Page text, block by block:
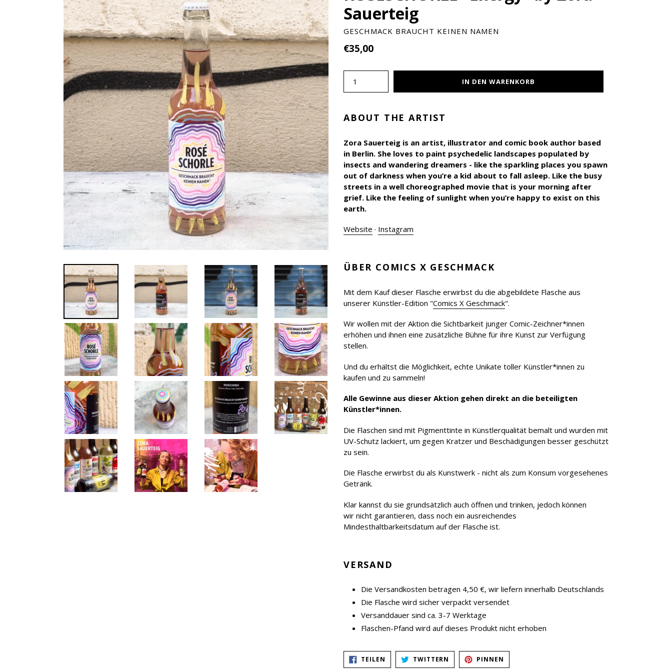
Sauerteig
GESCHMACK BRAUCHT KEINEN NAMEN
Normaler
€35,00
IN DEN WARENKORB
ABOUT THE ARTIST
Zora Sauerteig is an artist, illustrator and comic book author based
in Berlin. She loves to paint psychedelic landscapes populated by
insects and wandering dreamers - like the sparkling places you spawn
out of darkness when you’re a kid about to fall asleep. Like the busy
streets in a well choreographed movie that is your morning after
grief. Like the feeling of sunlight when you’re happy to exist on this
earth.
Website · Instagram
ÜBER COMICS X GESCHMACK
Mit dem Kauf dieser Flasche erwirbst du die abgebildete Flasche aus
unserer Künstler-Edition "Comics X Geschmack".
Wir wollen mit der Aktion die Sichtbarkeit junger Comic-Zeichner*innen
erhöhen und ihnen eine zusätzliche Bühne für ihre Kunst zur Verfügung
stellen.
Und du erhältst die Möglichkeit, echte Unikate toller Künstler*innen zu
kaufen und zu sammeln!
Alle Gewinne aus dieser Aktion gehen direkt an die beteiligten
Künstler*innen.
Die Flaschen sind mit Pigmenttinte in Künstlerqualität bemalt und wurden mit
UV-Schutz lackiert, um gegen Kratzer und Beschädigungen besser geschützt
zu sein.
Die Flasche erwirbst du als Kunstwerk - nicht als zum Konsum vorgesehenes
Getränk.
Klar kannst du sie grundsätzlich auch öffnen und trinken, jedoch können
wir nicht garantieren, dass noch ein ausreichendes
Mindesthaltbarkeitsdatum auf der Flasche ist.
VERSAND
Die Versandkosten betragen 4,50 €, wir liefern innerhalb Deutschlands
Die Flasche wird sicher verpackt versendet
Versanddauer sind ca. 3-7 Werktage
Flaschen-Pfand wird auf dieses Produkt nicht erhoben
TEILEN
FACEBOOK
TEILEN
TWITTERN
TWITTER
TWITTERN
PINNEN
PINNEN